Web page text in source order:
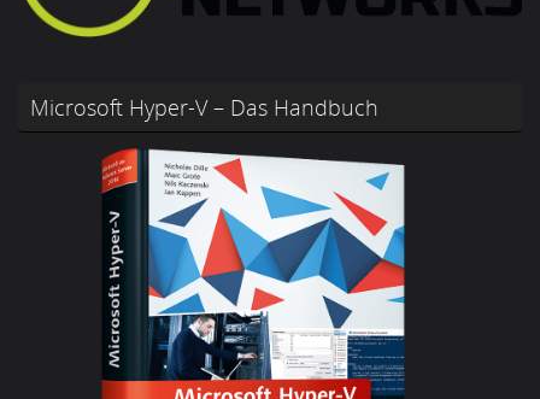
Microsoft Hyper-V – Das Handbuch